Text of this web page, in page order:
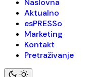
Naslovna
Aktualno
esPRESSo
Marketing
Kontakt
Pretraživanje